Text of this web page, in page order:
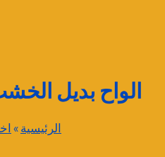
الواح بديل
الرئيسية »